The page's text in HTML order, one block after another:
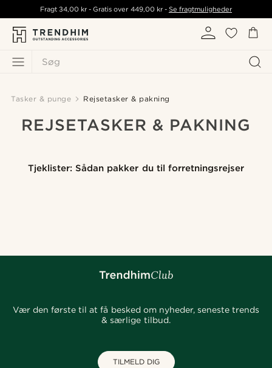
Søg
Fragt34,00 kr - Gratis over 449,00 kr- Se fragtmuligheder
Tasker & punge Rejsetasker & pakning
REJSETASKER & PAKNING
Tjeklister: Sådan pakker du til forretningsrejser
Vær den første til at få besked om nyheder, seneste trends
& særlige tilbud.
TILMELD DIG